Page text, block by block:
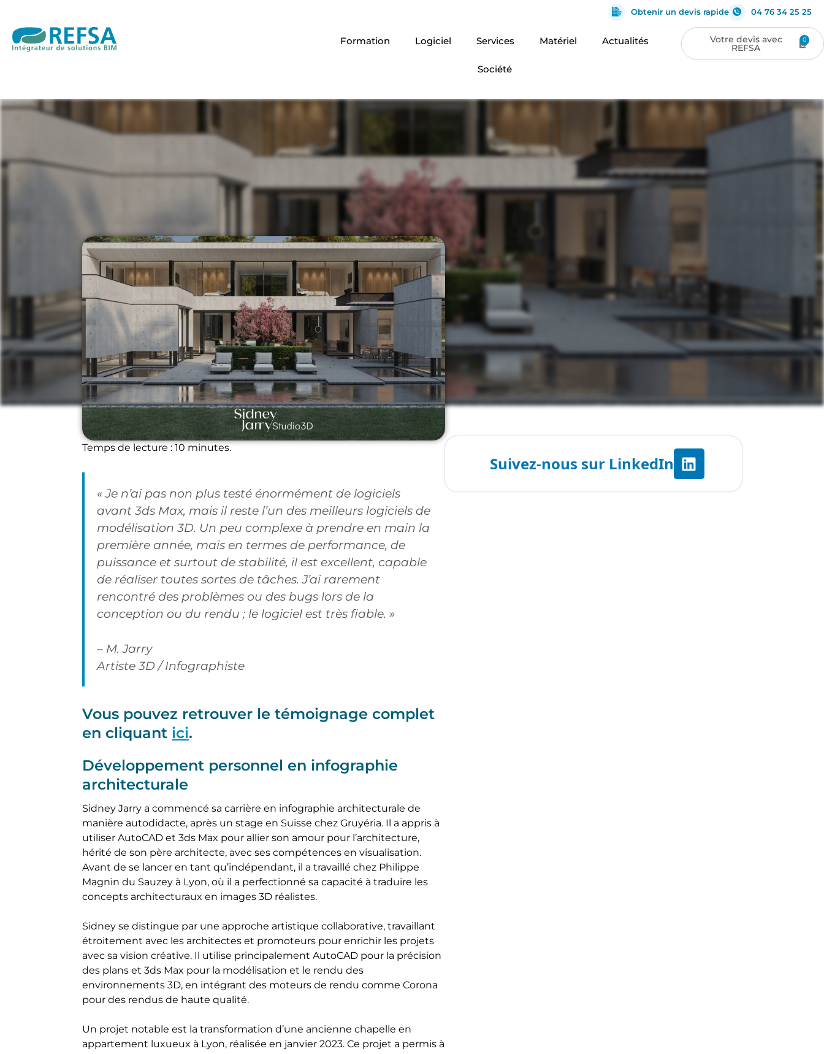
Obtenir un devis rapide 04 76 34 25 25
Formation Logiciel Services Matériel Actualités
Société
0
Architecture
Temps de lecture : 10 minutes.
« Je n’ai pas non plus testé énormément de logiciels
avant 3ds Max, mais il reste l’un des meilleurs logiciels de
modélisation 3D. Un peu complexe à prendre en main la
première année, mais en termes de performance, de
puissance et surtout de stabilité, il est excellent, capable
de réaliser toutes sortes de tâches. J’ai rarement
rencontré des problèmes ou des bugs lors de la
conception ou du rendu ; le logiciel est très fiable. »
– M. Jarry
Artiste 3D / Infographiste
Vous pouvez retrouver le témoignage complet
en cliquant ici.
Développement personnel en infographie
architecturale
Sidney Jarry a commencé sa carrière en infographie architecturale de
manière autodidacte, après un stage en Suisse chez Gruyéria. Il a appris à
utiliser AutoCAD et 3ds Max pour allier son amour pour l’architecture,
hérité de son père architecte, avec ses compétences en visualisation.
Avant de se lancer en tant qu’indépendant, il a travaillé chez Philippe
Magnin du Sauzey à Lyon, où il a perfectionné sa capacité à traduire les
concepts architecturaux en images 3D réalistes.
Sidney se distingue par une approche artistique collaborative, travaillant
étroitement avec les architectes et promoteurs pour enrichir les projets
avec sa vision créative. Il utilise principalement AutoCAD pour la précision
des plans et 3ds Max pour la modélisation et le rendu des
environnements 3D, en intégrant des moteurs de rendu comme Corona
pour des rendus de haute qualité.
Un projet notable est la transformation d’une ancienne chapelle en
appartement luxueux à Lyon, réalisée en janvier 2023. Ce projet a permis à